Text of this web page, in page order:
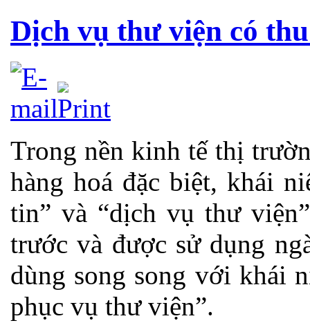
Dịch vụ thư viện có
Trong nền kinh tế thị
hàng hoá đặc biệt, khái
tin” và “dịch vụ thư
trước và được sử dụng
dùng song song với khái
phục vụ thư viện”.